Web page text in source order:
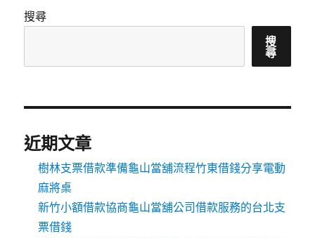
搜尋
搜
尋
近期文章
樹林支票借款準備龜山當舖流程竹東借錢分享電動
麻將桌
新竹小額借款協商龜山當舖公司借款服務的台北支
票借錢